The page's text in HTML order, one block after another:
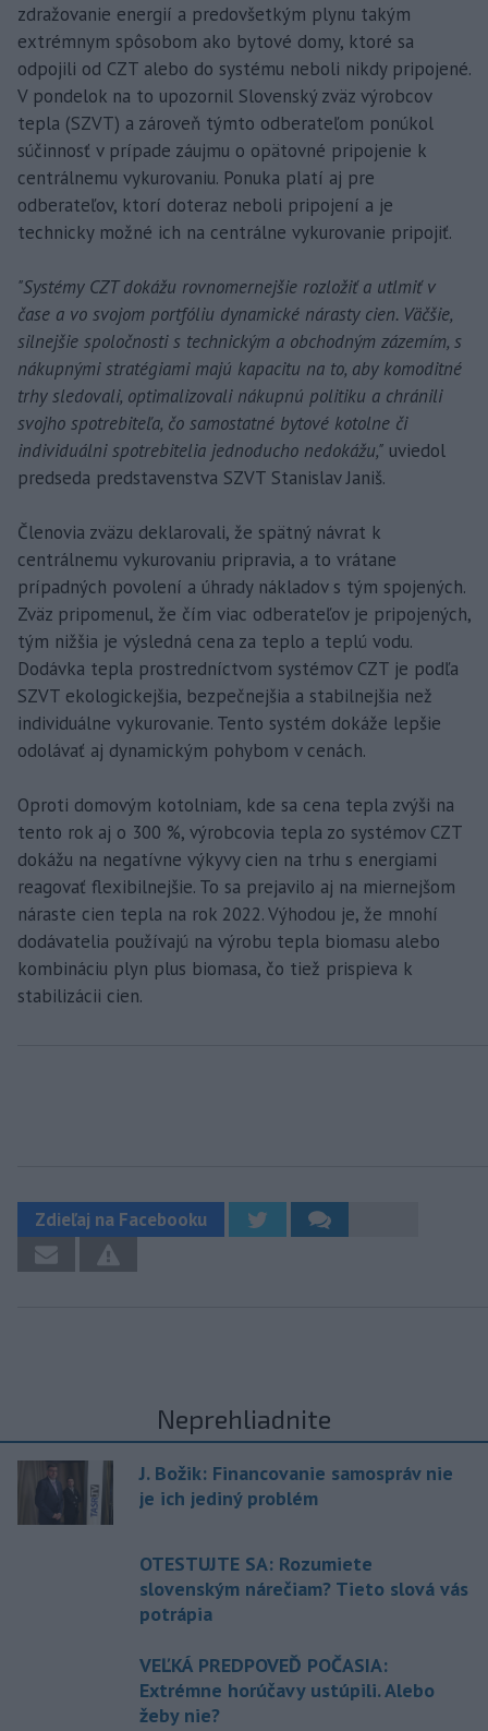
zdražovanie energií a predovšetkým plynu takým
extrémnym spôsobom ako bytové domy, ktoré sa
odpojili od CZT alebo do systému neboli nikdy pripojené.
V pondelok na to upozornil Slovenský zväz výrobcov
tepla (SZVT) a zároveň týmto odberateľom ponúkol
súčinnosť v prípade záujmu o opätovné pripojenie k
centrálnemu vykurovaniu. Ponuka platí aj pre
odberateľov, ktorí doteraz neboli pripojení a je
technicky možné ich na centrálne vykurovanie pripojiť.
"Systémy CZT dokážu rovnomernejšie rozložiť a utlmiť v
čase a vo svojom portfóliu dynamické nárasty cien. Väčšie,
silnejšie spoločnosti s technickým a obchodným zázemím, s
nákupnými stratégiami majú kapacitu na to, aby komoditné
trhy sledovali, optimalizovali nákupnú politiku a chránili
svojho spotrebiteľa, čo samostatné bytové kotolne či
individuálni spotrebitelia jednoducho nedokážu," uviedol
predseda predstavenstva SZVT Stanislav Janiš.
Členovia zväzu deklarovali, že spätný návrat k
centrálnemu vykurovaniu pripravia, a to vrátane
prípadných povolení a úhrady nákladov s tým spojených.
Zväz pripomenul, že čím viac odberateľov je pripojených,
tým nižšia je výsledná cena za teplo a teplú vodu.
Dodávka tepla prostredníctvom systémov CZT je podľa
SZVT ekologickejšia, bezpečnejšia a stabilnejšia než
individuálne vykurovanie. Tento systém dokáže lepšie
odolávať aj dynamickým pohybom v cenách.
Oproti domovým kotolniam, kde sa cena tepla zvýši na
tento rok aj o 300 %, výrobcovia tepla zo systémov CZT
dokážu na negatívne výkyvy cien na trhu s energiami
reagovať flexibilnejšie. To sa prejavilo aj na miernejšom
náraste cien tepla na rok 2022. Výhodou je, že mnohí
dodávatelia používajú na výrobu tepla biomasu alebo
kombináciu plyn plus biomasa, čo tiež prispieva k
stabilizácii cien.
Zdieľaj na Facebooku
Neprehliadnite
J. Božik: Financovanie samospráv nie
je ich jediný problém
OTESTUJTE SA: Rozumiete
slovenským nárečiam? Tieto slová vás
potrápia
VEĽKÁ PREDPOVEĎ POČASIA:
Extrémne horúčavy ustúpili. Alebo
žeby nie?